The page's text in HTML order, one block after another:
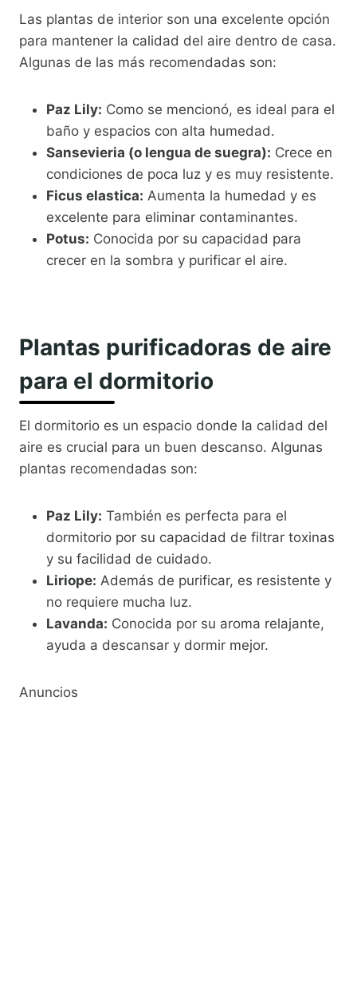
Las plantas de interior son una excelente opción
para mantener la calidad del aire dentro de casa.
Algunas de las más recomendadas son:
Paz Lily: Como se mencionó, es ideal para el
baño y espacios con alta humedad.
Sansevieria (o lengua de suegra): Crece en
condiciones de poca luz y es muy resistente.
Ficus elastica: Aumenta la humedad y es
excelente para eliminar contaminantes.
Potus: Conocida por su capacidad para
crecer en la sombra y purificar el aire.
Plantas purificadoras de aire
para el dormitorio
El dormitorio es un espacio donde la calidad del
aire es crucial para un buen descanso. Algunas
plantas recomendadas son:
Paz Lily: También es perfecta para el
dormitorio por su capacidad de filtrar toxinas
y su facilidad de cuidado.
Liriope: Además de purificar, es resistente y
no requiere mucha luz.
Lavanda: Conocida por su aroma relajante,
ayuda a descansar y dormir mejor.
Anuncios